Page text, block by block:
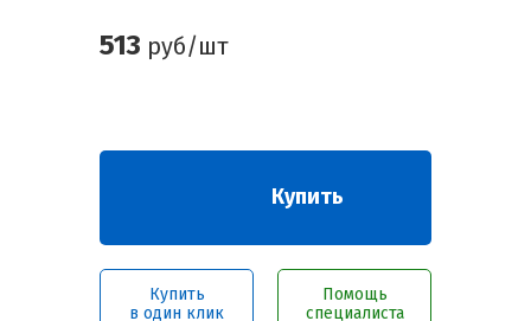
513 руб/шт
Купить
Купить
в один клик
Помощь
специалиста